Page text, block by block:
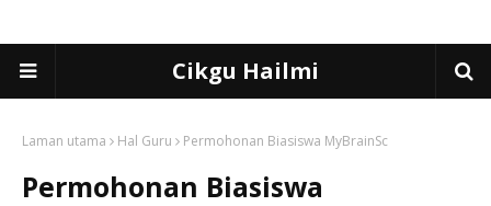
Cikgu Hailmi
Laman utama Hal Guru Permohonan Biasiswa MyBrainSc
Permohonan Biasiswa